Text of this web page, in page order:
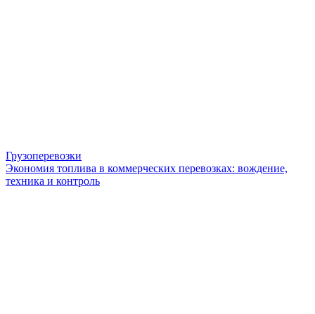
Грузоперевозки
Экономия топлива в коммерческих перевозках: вождение,
техника и контроль